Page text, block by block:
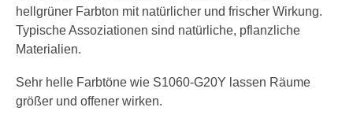
hellgrüner Farbton mit natürlicher und frischer Wirkung.
Typische Assoziationen sind natürliche, pflanzliche
Materialien.
Sehr helle Farbtöne wie S1060-G20Y lassen Räume
größer und offener wirken.